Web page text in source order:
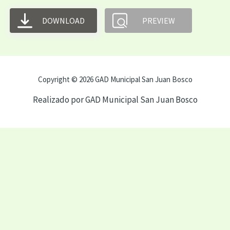
DOWNLOAD PREVIEW
Copyright © 2026 GAD Municipal San Juan Bosco
Realizado por GAD Municipal San Juan Bosco